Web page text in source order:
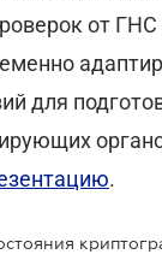
от ГНС
для
.